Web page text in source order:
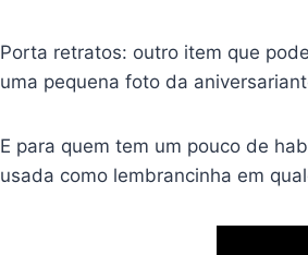
Porta retratos: outro item que
uma pequena foto da
E para quem tem um pouco de
usada como lembrancinha em